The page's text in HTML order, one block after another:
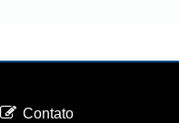
Contato